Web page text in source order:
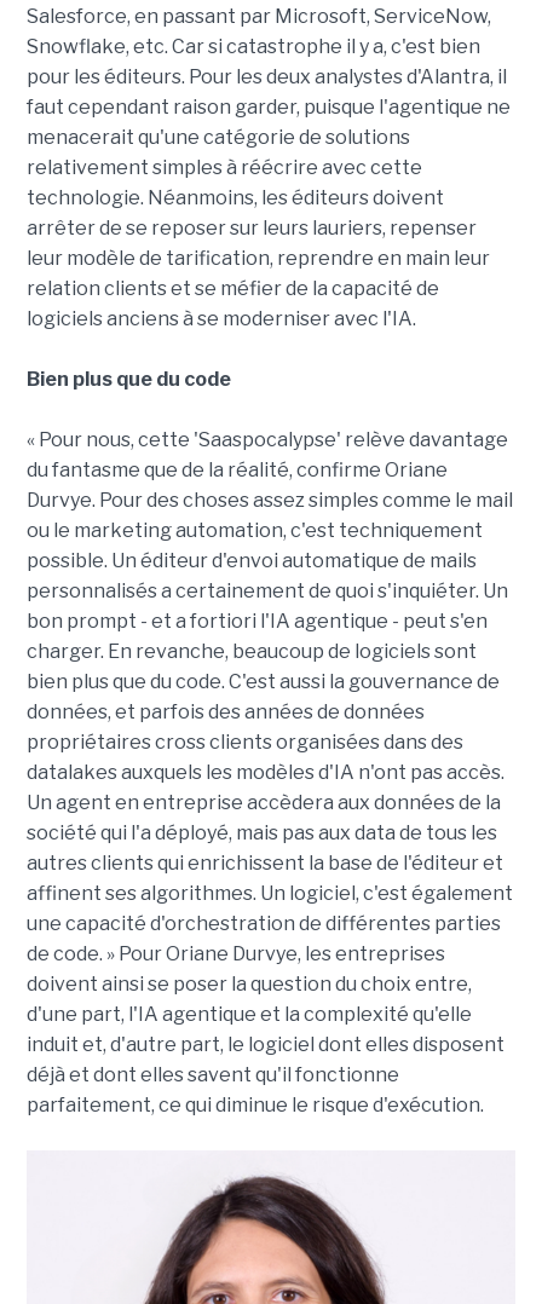
Salesforce, en passant par Microsoft, ServiceNow,
Snowflake, etc. Car si catastrophe il y a, c'est bien
pour les éditeurs. Pour les deux analystes d'Alantra, il
faut cependant raison garder, puisque l'agentique ne
menacerait qu'une catégorie de solutions
relativement simples à réécrire avec cette
technologie. Néanmoins, les éditeurs doivent
arrêter de se reposer sur leurs lauriers, repenser
leur modèle de tarification, reprendre en main leur
relation clients et se méfier de la capacité de
logiciels anciens à se moderniser avec l'IA.
Bien plus que du code
« Pour nous, cette 'Saaspocalypse' relève davantage
du fantasme que de la réalité, confirme Oriane
Durvye. Pour des choses assez simples comme le mail
ou le marketing automation, c'est techniquement
possible. Un éditeur d'envoi automatique de mails
personnalisés a certainement de quoi s'inquiéter. Un
bon prompt - et a fortiori l'IA agentique - peut s'en
charger. En revanche, beaucoup de logiciels sont
bien plus que du code. C'est aussi la gouvernance de
données, et parfois des années de données
propriétaires cross clients organisées dans des
datalakes auxquels les modèles d'IA n'ont pas accès.
Un agent en entreprise accèdera aux données de la
société qui l'a déployé, mais pas aux data de tous les
autres clients qui enrichissent la base de l'éditeur et
affinent ses algorithmes. Un logiciel, c'est également
une capacité d'orchestration de différentes parties
de code. » Pour Oriane Durvye, les entreprises
doivent ainsi se poser la question du choix entre,
d'une part, l'IA agentique et la complexité qu'elle
induit et, d'autre part, le logiciel dont elles disposent
déjà et dont elles savent qu'il fonctionne
parfaitement, ce qui diminue le risque d'exécution.